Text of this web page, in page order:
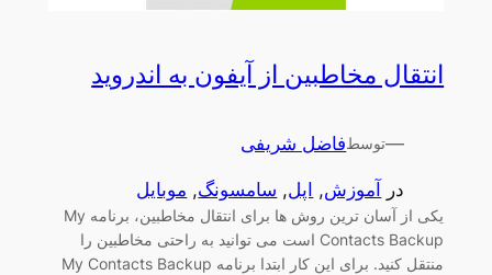
انتقال مخاطبین از آیفون به اندروید
—توسطفاضل شریفی
در آموزش, اپل, سامسونگ, موبایل
یکی از آسان ترین روش ها برای انتقال مخاطبین، برنامه My
Contacts Backup است می توانید به راحتی مخاطبین را
منتقل کنید. برای این کار ابتدا برنامه My Contacts Backup